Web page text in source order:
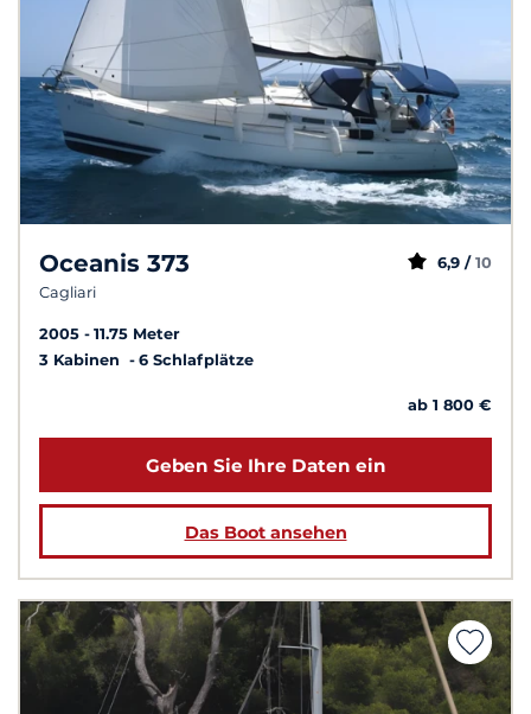
Oceanis 373
Cagliari
6,9 / 10
2005
11.75 Meter
3 Kabinen
6 Schlafplätze
ab 1 800 €
Geben Sie Ihre Daten ein
Das Boot ansehen